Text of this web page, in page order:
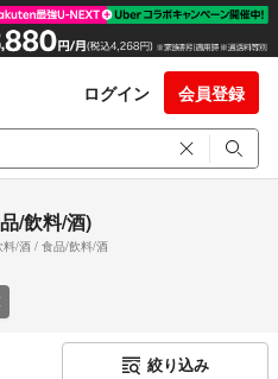
ログイン 会員登録
/飲料/酒)
料/酒 / 食品/飲料/酒
絞り込み